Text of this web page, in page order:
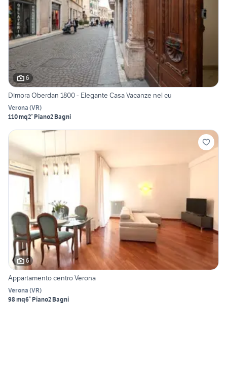
6
Dimora Oberdan 1800 - Elegante Casa Vacanze nel cu
Verona (VR)
110 mq2° Piano2 Bagni
6
Appartamento centro Verona
Verona (VR)
98 mq6° Piano2 Bagni